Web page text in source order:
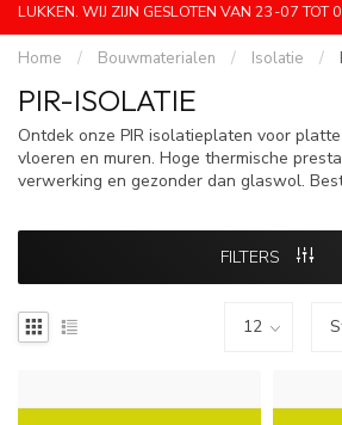
LUKKEN. WIJ ZIJN GESLOTEN VAN 23-07 TOT
Home / Bouwmaterialen / Isolatie /
PIR-ISOLATIE
Ontdek onze PIR isolatieplaten voor
vloeren en muren. Hoge thermische
verwerking en gezonder dan glaswol.
FILTERS